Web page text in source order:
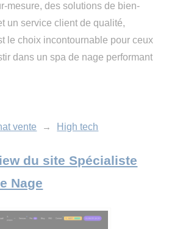
mesure, des solutions de bien-
un service client de qualité,
le choix incontournable pour ceux
dans un spa de nage performant
vente → High tech
du site Spécialiste
Nage